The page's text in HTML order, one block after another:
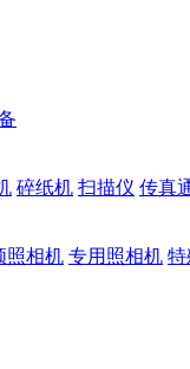
碎纸机 扫描仪 传真
照相机 专用照相机 特